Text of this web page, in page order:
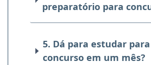
preparatório para
5. Dá para estudar para
concurso em um mês?